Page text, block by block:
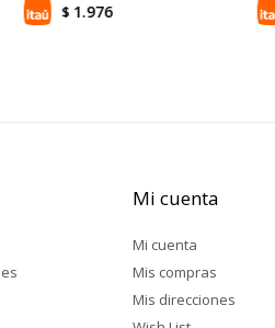
$ 1.976
Mi cuenta
Mi cuenta
Mis compras
Mis direcciones